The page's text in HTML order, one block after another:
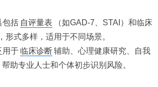
包括 自评量表
（如GAD-7、STAI）和临床
形式多样，适用于不同场景。
用于 临床诊断辅助、心理健康研究、自我
助专业人士和个体初步识别风险。